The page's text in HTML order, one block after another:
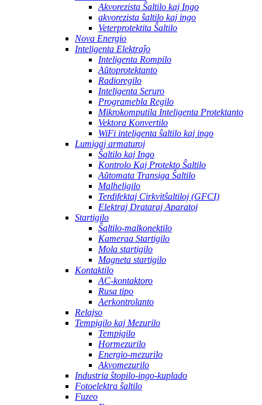
Akvorezista Ŝaltilo kaj Ingo
akvorezista ŝaltilo kaj ingo
Veterprotektita Ŝaltilo
Nova Energio
Inteligenta Elektraĵo
Inteligenta Rompilo
Aŭtoprotektanto
Radioregilo
Inteligenta Seruro
Programebla Regilo
Mikrokomputila Inteligenta Protektanto
Vektora Konvertilo
WiFi inteligenta ŝaltilo kaj ingo
Lumigaj armaturoj
Ŝaltilo kaj Ingo
Kontrolo Kaj Protekto Ŝaltilo
Aŭtomata Transiga Ŝaltilo
Malheligilo
Terdifektaj Cirkvitŝaltiloj (GFCI)
Elektraj Drataraj Aparatoj
Startigilo
Ŝaltilo-malkonektilo
Kameraa Startigilo
Mola startigilo
Magneta startigilo
Kontaktilo
AC-kontaktoro
Rusa tipo
Aerkontrolanto
Relajso
Tempigilo kaj Mezurilo
Tempigilo
Hormezurilo
Energio-mezurilo
Akvomezurilo
Industria ŝtopilo-ingo-kuplado
Fotoelektra ŝaltilo
Fuzeo